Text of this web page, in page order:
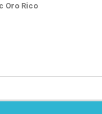
Oro Rico